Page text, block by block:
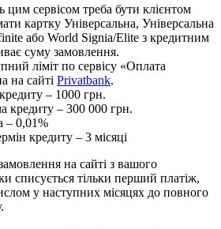
цим сервісом треба бути клієнтом
картку Універсальна, Універсальна
або World Signia/Elite з кредитним
суму замовлення.
ліміт по сервісу «Оплата
на сайті Privatbank.
– 1000 грн.
кредиту – 300 000 грн.
– 0,01%
кредиту – 3 місяці
на сайті з вашого
списується тільки перший платіж,
у наступних місяцях до повного